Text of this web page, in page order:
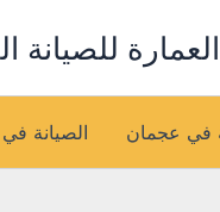
للصيانة
في عجمان الصيانة